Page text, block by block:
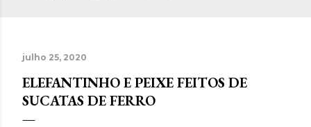
julho 25, 2020
ELEFANTINHO E PEIXE FEITOS DE
SUCATAS DE FERRO